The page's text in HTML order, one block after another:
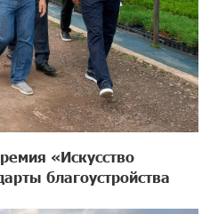
«Искусство
благоустройства